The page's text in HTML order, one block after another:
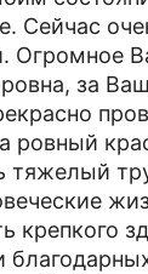
Сейчас
Огромное
за
ровный
тяжелый
крепкого